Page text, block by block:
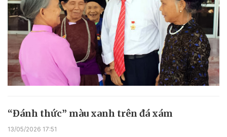
“Đánh thức” màu xanh trên đá xám
13/05/2026 17:51